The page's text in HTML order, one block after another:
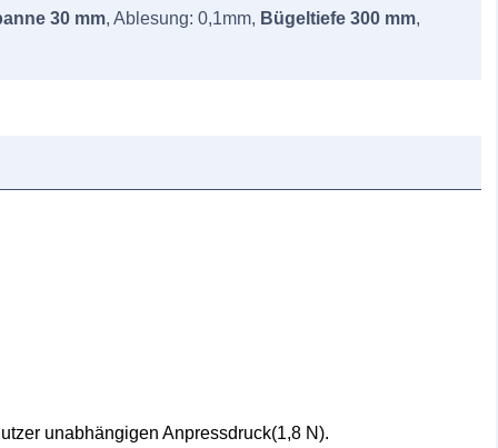
30 mm, Ablesung: 0,1mm, Bügeltiefe 300 mm,
unabhängigen Anpressdruck(1,8 N).